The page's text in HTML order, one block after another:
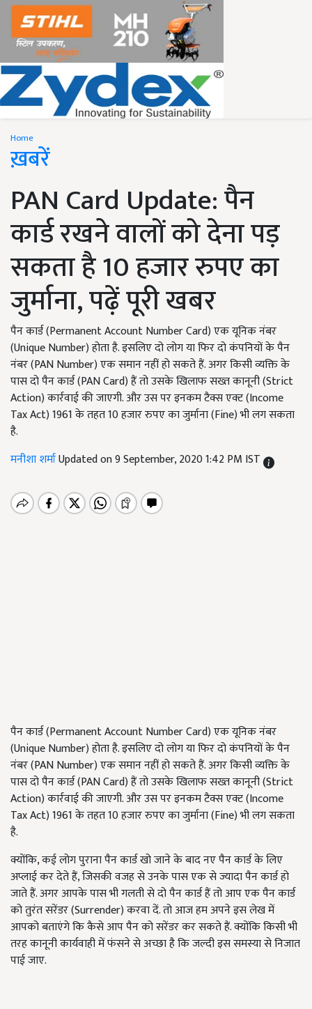
Home
ख़बरें
PAN Card Update: पैन
कार्ड रखने वालों को देना पड़
सकता है 10 हजार रुपए का
जुर्माना, पढ़ें पूरी खबर
पैन कार्ड (Permanent Account Number Card) एक यूनिक नंबर
(Unique Number) होता है. इसलिए दो लोग या फिर दो कंपनियों के पैन
नंबर (PAN Number) एक समान नहीं हो सकते हैं. अगर किसी व्यक्ति के
पास दो पैन कार्ड (PAN Card) हैं तो उसके खिलाफ सख्त कानूनी (Strict
Action) कार्रवाई की जाएगी. और उस पर इनकम टैक्स एक्ट (Income
Tax Act) 1961 के तहत 10 हजार रुपए का जुर्माना (Fine) भी लग सकता
है.
मनीशा शर्माUpdated on 9 September, 2020 1:42 PM IST
पैन कार्ड (Permanent Account Number Card) एक यूनिक नंबर
(Unique Number) होता है. इसलिए दो लोग या फिर दो कंपनियों के पैन
नंबर (PAN Number) एक समान नहीं हो सकते हैं. अगर किसी व्यक्ति के
पास दो पैन कार्ड (PAN Card) हैं तो उसके खिलाफ सख्त कानूनी (Strict
Action) कार्रवाई की जाएगी. और उस पर इनकम टैक्स एक्ट (Income
Tax Act) 1961 के तहत 10 हजार रुपए का जुर्माना (Fine) भी लग सकता
है.
क्योंकि, कई लोग पुराना पैन कार्ड खो जाने के बाद नए पैन कार्ड के लिए
अप्लाई कर देते हैं, जिसकी वजह से उनके पास एक से ज्यादा पैन कार्ड हो
जाते हैं. अगर आपके पास भी गलती से दो पैन कार्ड हैं तो आप एक पैन कार्ड
को तुरंत सरेंडर (Surrender) करवा दें. तो आज हम अपने इस लेख में
आपको बताएंगे कि कैसे आप पैन को सरेंडर कर सकते हैं. क्योंकि किसी भी
तरह कानूनी कार्यवाही में फंसने से अच्छा है कि जल्दी इस समस्या से निजात
पाई जाए.